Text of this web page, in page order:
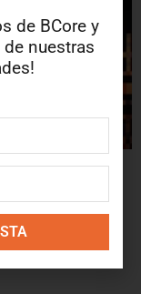
€
de BCore y
nuestras